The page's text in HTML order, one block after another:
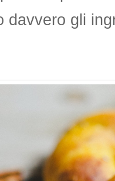
davvero gli